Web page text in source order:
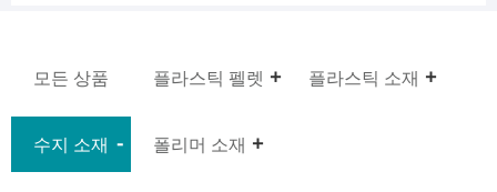
모든 상품 플라스틱 펠렛 플라스틱 소재
수지 소재 폴리머 소재